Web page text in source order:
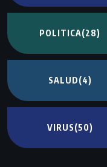
POLITICA(28)
SALUD(4)
VIRUS(50)